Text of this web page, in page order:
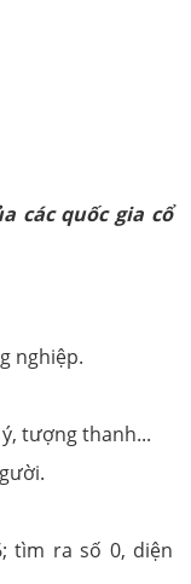
các quốc gia cổ
nghiệp.
tượng thanh...
tìm ra số 0, diện